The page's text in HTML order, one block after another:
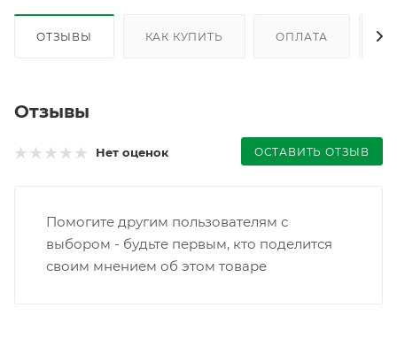
ОТЗЫВЫ КАК КУПИТЬ ОПЛАТА
Отзывы
Нет оценок ОСТАВИТЬ ОТЗЫВ
Помогите другим пользователям с
выбором - будьте первым, кто поделится
своим мнением об этом товаре